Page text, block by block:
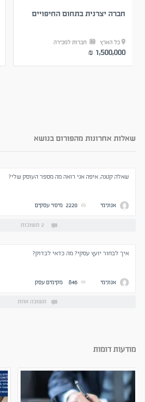
חברה יצרנית בתחום החיפויים
כל הארץ חברות למכירה
1,500,000
₪
שאלות אחרונות מהפורום בנושא
שאלה קטנה, איפה אני רואה מה מספר העוסק שלי?
אנונימי 2220 מיסוי עסקים
2 תשובות
איך לבחור יועץ עסקי? מה כדאי לבדוק?
אנונימי 846 מקימים עסק
תשובה אחת
מודעות דומות